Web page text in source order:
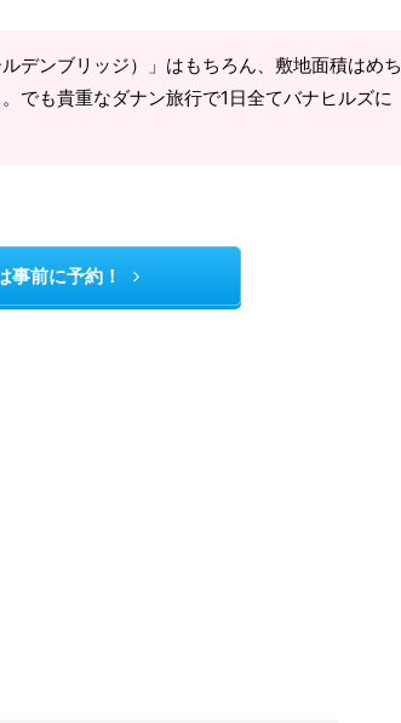
デンブリッジ）」はもちろん、敷地面積はめち
でも貴重なダナン旅行で1日全てバナヒルズに
事前に予約！